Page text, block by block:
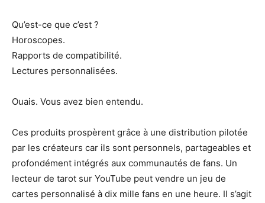
Qu’est-ce que c’est ?
Horoscopes.
Rapports de compatibilité.
Lectures personnalisées.
Ouais. Vous avez bien entendu.
Ces produits prospèrent grâce à une distribution pilotée
par les créateurs car ils sont personnels, partageables et
profondément intégrés aux communautés de fans. Un
lecteur de tarot sur YouTube peut vendre un jeu de
cartes personnalisé à dix mille fans en une heure. Il s’agit